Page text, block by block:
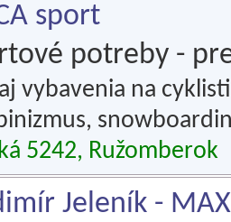
sport
potreby -
vybavenia na
5242, Ružomberok
Jeleník -